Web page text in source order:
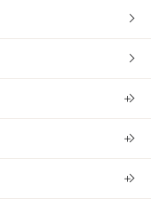
＋
＋
＋